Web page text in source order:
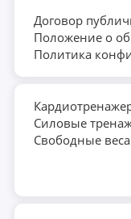
Договор
Положение о
Политика
Силовые
Свободные веса